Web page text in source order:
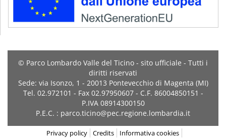
© Parco Lombardo Valle del Ticino - sito ufficiale - Tutti i
diritti riservati
Sede: via Isonzo, 1 - 20013 Pontevecchio di Magenta (MI)
Tel. 02.972101 - Fax 02.97950607 - C.F. 86004850151 -
P.IVA 08914300150
P.E.C. : parco.ticino@pec.regione.lombardia.it
Privacy policy Credits Informativa cookies